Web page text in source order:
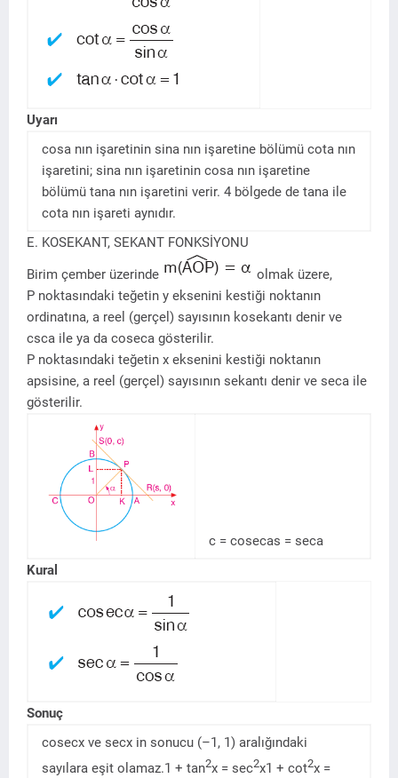
Uyarı
cosa nın işaretinin sina nın işaretine bölümü cota nın
işaretini; sina nın işaretinin cosa nın işaretine
bölümü tana nın işaretini verir. 4 bölgede de tana ile
cota nın işareti aynıdır.
E. KOSEKANT, SEKANT FONKSİYONU
Birim çember üzerinde
olmak üzere,
P noktasındaki teğetin y eksenini kestiği noktanın
ordinatına, a reel (gerçel) sayısının kosekantı denir ve
csca ile ya da coseca gösterilir.
P noktasındaki teğetin x eksenini kestiği noktanın
apsisine, a reel (gerçel) sayısının sekantı denir ve seca ile
gösterilir.
c = cosecas = seca
Kural
Sonuç
cosecx ve secx in sonucu (–1, 1) aralığındaki
sayılara eşit olamaz.1 + tan2x = sec2x1 + cot2x =